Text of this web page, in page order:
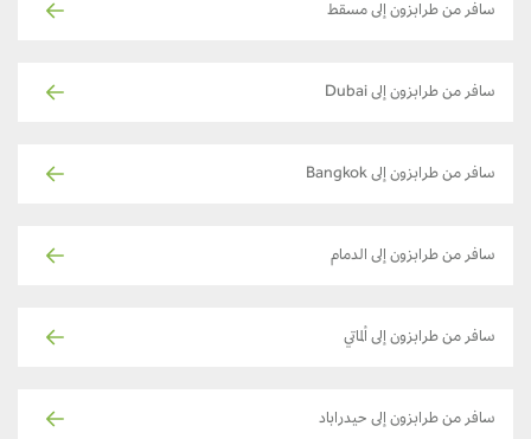
سافر من طرابزون إلى مسقط
سافر من طرابزون إلى Dubai
سافر من طرابزون إلى Bangkok
سافر من طرابزون إلى الدمام
سافر من طرابزون إلى ألماتي
سافر من طرابزون إلى حيدراباد